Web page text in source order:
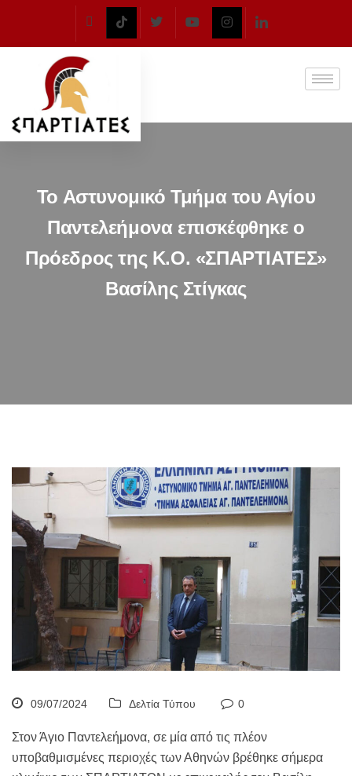
Το Αστυνομικό Τμήμα του Αγίου
Παντελεήμονα επισκέφθηκε ο
Πρόεδρος της Κ.Ο. «ΣΠΑΡΤΙΑΤΕΣ»
Βασίλης Στίγκας
09/07/2024 Δελτία Τύπου 0
Στον Άγιο Παντελεήμονα, σε μία από τις πλέον
υποβαθμισμένες περιοχές των Αθηνών βρέθηκε σήμερα